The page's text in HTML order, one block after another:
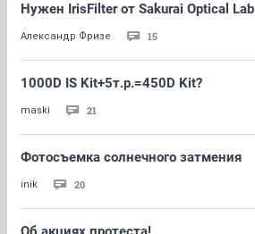
Нужен IrisFilter от Sakurai Optical Lab
Александр Фризе 15
1000D IS Kit+5т.р.=450D Kit?
maski 21
Фотосъемка солнечного затмения
inik 20